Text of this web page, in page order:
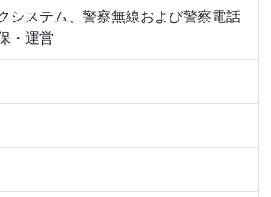
システム、警察無線および警察電話
・運営